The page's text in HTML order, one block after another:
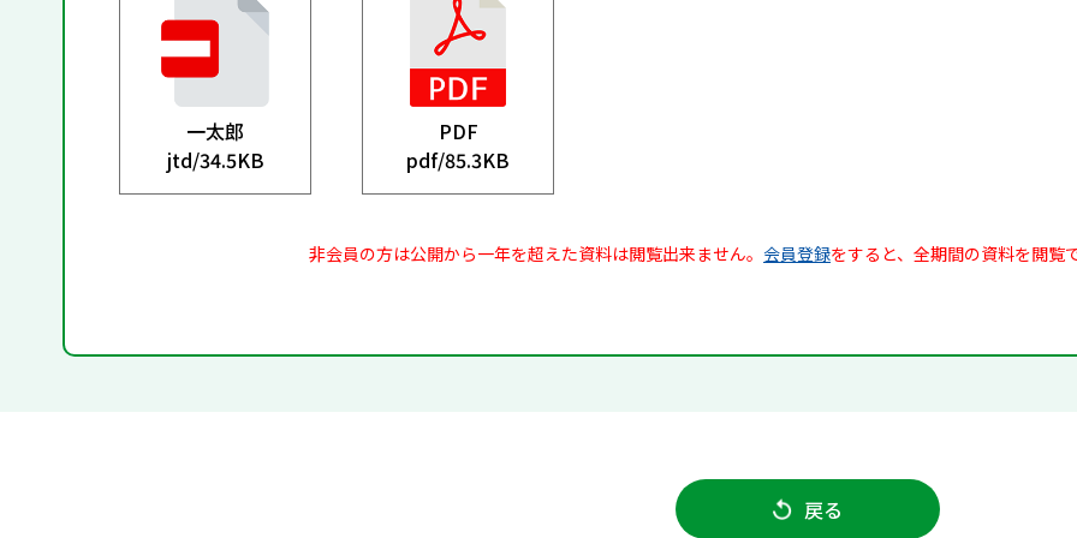
一太郎
jtd/34.5KB
PDF
pdf/85.3KB
非会員の方は公開から一年を超えた資料は閲覧出来ません。 会員登録をすると、全期間の資料を閲覧
戻る